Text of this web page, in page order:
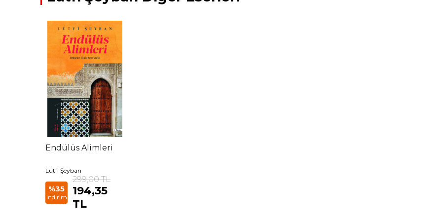
Endülüs Alimleri
Lütfi Şeyban
%35
indirim
299,00 TL
194,35
TL